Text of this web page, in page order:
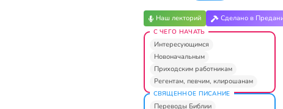
Наш лекторий Сделано в
С ЧЕГО НАЧАТЬ
Интересующимся
Новоначальным
Приходским работникам
Регентам, певчим, клирошанам
СВЯЩЕННОЕ ПИСАНИЕ
Переводы Библии